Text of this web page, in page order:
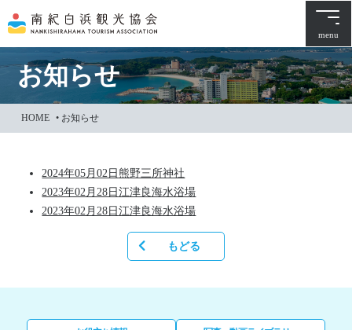
文
に
ス
ッ
menu
お知らせ
HOME • お知らせ
2024年05月02日熊野三所神社
2023年02月28日江津良海水浴場
2023年02月28日江津良海水浴場
もどる